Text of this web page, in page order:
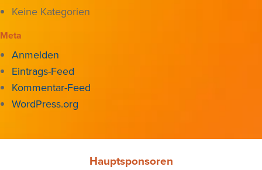
Keine Kategorien
Meta
Anmelden
Eintrags-Feed
Kommentar-Feed
WordPress.org
Hauptsponsoren